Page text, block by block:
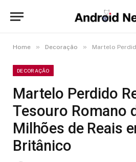
Home » Decoração » Martelo Perdido Revela
DECORAÇÃO
Martelo Perdido
Tesouro Romano
Milhões de Reais
Britânico